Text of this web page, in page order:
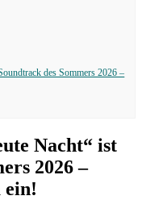
des Sommers 2026 –
Nacht“ ist
2026 –
ein!